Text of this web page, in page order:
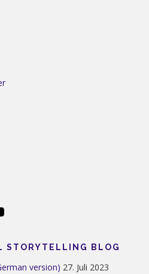
STORYTELLING BLOG
version) 27. Juli 2023